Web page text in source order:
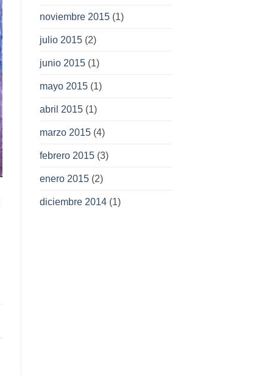
noviembre 2015(1)
julio 2015(2)
junio 2015(1)
mayo 2015(1)
abril 2015(1)
marzo 2015(4)
febrero 2015(3)
enero 2015(2)
diciembre 2014(1)